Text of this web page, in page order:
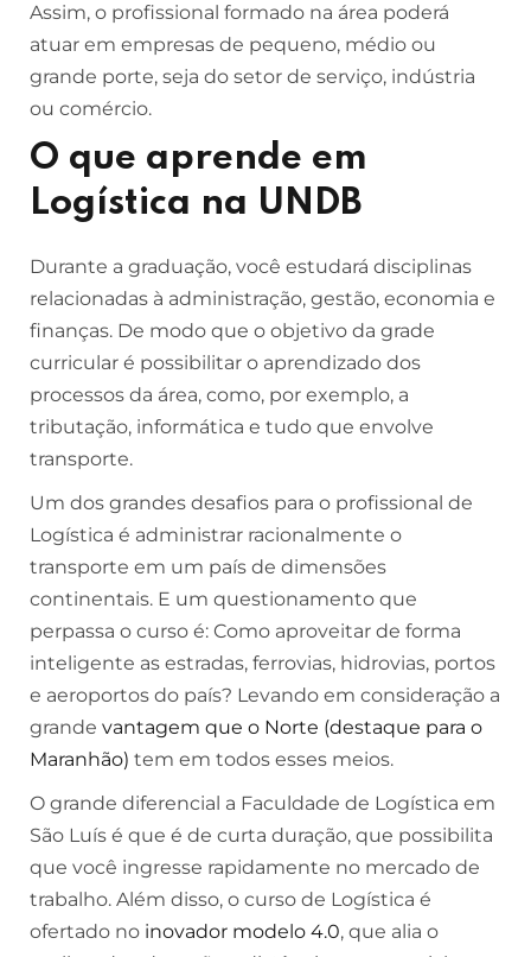
Assim, o profissional formado na área poderá
atuar em empresas de pequeno, médio ou
grande porte, seja do setor de serviço, indústria
ou comércio.
O que aprende em
Logística na UNDB
Durante a graduação, você estudará disciplinas
relacionadas à administração, gestão, economia e
finanças. De modo que o objetivo da grade
curricular é possibilitar o aprendizado dos
processos da área, como, por exemplo, a
tributação, informática e tudo que envolve
transporte.
Um dos grandes desafios para o profissional de
Logística é administrar racionalmente o
transporte em um país de dimensões
continentais. E um questionamento que
perpassa o curso é: Como aproveitar de forma
inteligente as estradas, ferrovias, hidrovias, portos
e aeroportos do país? Levando em consideração a
grande vantagem que o Norte (destaque para o
Maranhão) tem em todos esses meios.
O grande diferencial a Faculdade de Logística em
São Luís é que é de curta duração, que possibilita
que você ingresse rapidamente no mercado de
trabalho. Além disso, o curso de Logística é
ofertado no inovador modelo 4.0, que alia o